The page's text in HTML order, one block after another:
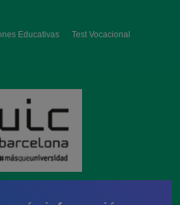
Educativas Test Vocacional